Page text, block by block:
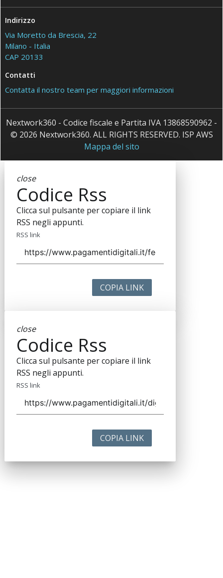
Indirizzo
Via Moretto da Brescia, 22
Milano - Italia
CAP 20133
Contatti
Contatta il nostro team per maggiori informazioni
Nextwork360 - Codice fiscale e Partita IVA 13868590962 -
© 2026 Nextwork360. ALL RIGHTS RESERVED. ISP AWS
Mappa del sito
close
Codice Rss
Clicca sul pulsante per copiare il link
RSS negli appunti.
RSS link
COPIA LINK
close
Codice Rss
Clicca sul pulsante per copiare il link
RSS negli appunti.
RSS link
COPIA LINK